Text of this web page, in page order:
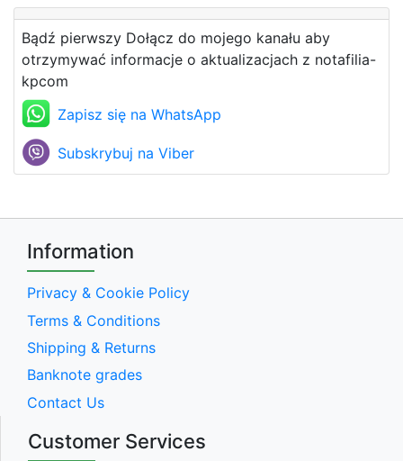
Bądź pierwszy Dołącz do mojego kanału aby
otrzymywać informacje o aktualizacjach z notafilia-
kpcom
Zapisz się na WhatsApp
Subskrybuj na Viber
Information
Privacy & Cookie Policy
Terms & Conditions
Shipping & Returns
Banknote grades
Contact Us
Customer Services